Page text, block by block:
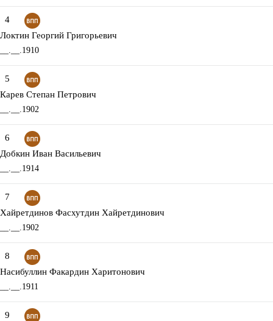
4
Локтин Георгий Григорьевич
__.__.1910
5
Карев Степан Петрович
__.__.1902
6
Добкин Иван Васильевич
__.__.1914
7
Хайретдинов Фасхутдин Хайретдинович
__.__.1902
8
Насибуллин Факардин Харитонович
__.__.1911
9